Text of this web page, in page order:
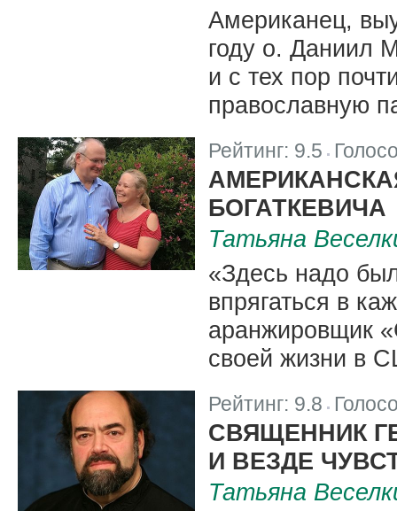
Американец,
году о. Даниил
и с тех пор
православную
Рейтинг: 9.5 |
БОГАТКЕВИЧА
Татьяна
«Здесь надо
впрягаться в
аранжировщик
своей жизни в
Рейтинг: 9.8 |
СВЯЩЕННИК
И ВЕЗДЕ
Татьяна